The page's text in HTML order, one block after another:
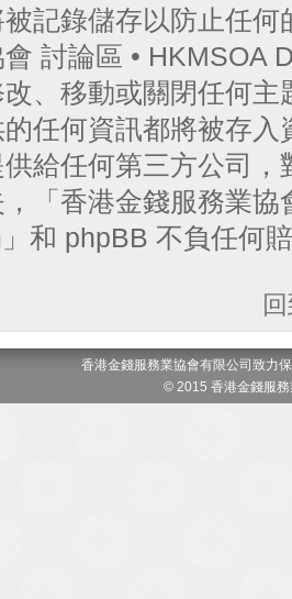
記錄儲存以防止任
討論區 • HKMSOA
改、移動或關閉任何
的任何資訊都將被存
給任何第三方公司
「香港金錢服務業
和 phpBB 不負任何
香港金錢服務業協會有限公司致力
© 2015 香港金錢服